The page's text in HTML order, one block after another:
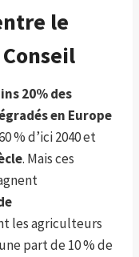
le
20% des
en Europe
% d’ici 2040 et
. Mais ces
les agriculteurs
part de 10 % de